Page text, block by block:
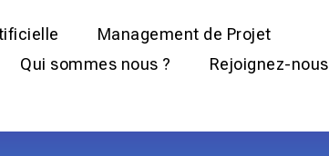
Management de Projet
Qui sommes nous ?
Rejoignez-nous